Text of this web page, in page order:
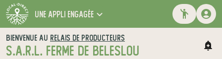
une appli engagée
BIENVENUE AU RELAIS DE PRODUCTEURS
S.A.R.L. FERME DE BELESLOU